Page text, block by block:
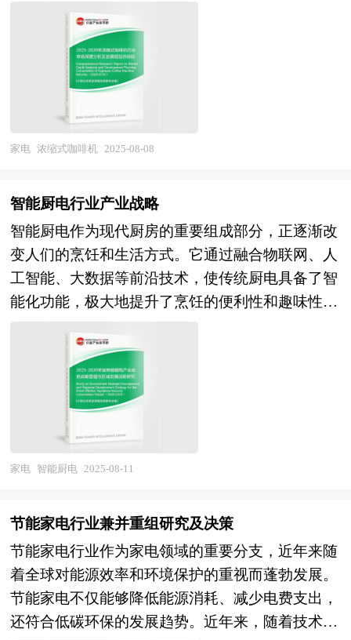
咨询公司领衔撰写，在大量周密的市场调研基础
上，主要依据了国家统计局、国家商务部、国家发
改委、国家经济信息中心、国务院发展研究中心、
国家海关总署、全国商业信息中心、中国经济景气
监测中心、中国行业研究网、全国及海外相关报刊
杂志的基础信息以及新风系统行业研究单位等公布
需状况、发展现状、子行业发展变化等进行了分
析，重点分析了国内外新风系统行业的发展现状、
如何面对行业的发展挑战、行业的发展建议、行业
竞争力，以及行业的投资分析和趋势预测等等。报
告还综合了新风系统行业的整体发展动态，对行业
在产品方面提供了参考建议和具体解决办法。报告
对于新风系统产品生产企业、经销商、行业管理部
门以及拟进入该行业的投资者具有重要的参考价
值，对于研究我国新风系统行业发展规律、提高企
业的运营效率、促进企业的发展壮大有学术和实践
的双重意义。
行数据为基础，验证于与我们建立联系的全国科研
机构、行业协会组织的权威统计资料。我们对母婴
家电行业进行了长期追踪，结合我们对母婴家电相
关企业的调查研究，对我国母婴家电行业发展现状
与前景、市场竞争格局与形势、赢利水平与企业发
展、投资策略与风险预警、发展趋势与规划建议等
机会，为战略投资者选择恰当的投资时机和公司领
导层做战略规划提供准确的市场情报信息及科学的
决策依据，同时对银行信贷部门也具有极大的参考
价值。
内外产业园区发展成功案例表明，产业园区能够有
效地创造聚集力，通过共享资源的、克服外部负效
应，带动关联产业的发展，从而有效地推动产业集
群的形成。产业园区所具有的性质和特征决定了产
业集群最终方向，形成产业园区和产业集群的良性
互动，是区域经济增长的重要途径。在产业集群的
指导下，推进产业园区建设，不仅是当前发展产业
择。 在区域竞争日趋激烈的今天，产业集群已成
为提高区域竞争力的重要途径。世界各地包括我国
各地的进程中，都把培育和发展产业集群当作政府
推进的一项非常重要的工作。当前，国内理论界已
形成普遍的认识，认为园区是形成地方产业集群的
业和支撑机构在地理上的集中，因而，产业集群形
成和产业集群效应得到发挥的第一条件是产业在地
理上的聚集性。产业园区是政府划出一块区域，通
过优化经济发展的软环境和硬环境，制定一系列优
惠政策，吸引和鼓励大量企业进驻和发展，这为形
成产业集群和发挥产业集群效应准备了条件。 要
了企业在地理上的集中外，还必须具备一些条件，
例如，形成产业配套，产业之间有着密切的物质和
技术联系；企业间信息交流渠道畅通，交流手段和
途径众多，企业间形成良好的信任和合作关系；形
成有利于技术创新和制度创新的环境，创新的“产
者对高品质咖啡的需求不断增加，对咖啡冲泡方面
的教育资源也越来越感兴趣，这进一步推动了消费
者的参与度和产品销量。同时，家庭酿造的日益增
长的趋势刺激了紧凑、用户友好的浓缩咖啡机的普
及。除了传统的咖啡店、餐馆和酒店，浓缩咖啡机
在办公室、零售店等场所的应用也将越来越广泛。
数据分析以权威的国家统计数据为基础，采用宏观
法，在描述行业概貌的同时，对浓缩式咖啡机行业
进行细化分析，重点企业状况等。报告中主要运用
图表及表格方式，直观地阐明了行业的经济类型构
成、规模构成、经营效益比较、供需状况等，是企
业了解浓缩式咖啡机行业市场状况必不可少的助
手。在形式上，报告以丰富的数据和图表为主，突
出文章的可读性和可视性，避免套话和空话。报告
附加了与行业相关的数据、政策法规目录、主要企
业信息及行业的大事记等，为投资者和业界人士提
供了一幅生动的行业全景图。 本研究咨询报告由
中研普华咨询公司领衔撰写，在大量周密的市场调
国家发改委、国家经济信息中心、国务院发展研究
中心、国家海关总署、全国商业信息中心、中国经
济景气监测中心、中国行业研究网、全国及海外相
关报刊杂志的基础信息以及浓缩式咖啡机行业研究
单位等公布和提供的大量资料。报告对我国浓缩式
家电 浓缩式咖啡机 2025-08-08
智能厨电行业产业战略
智能厨电作为现代厨房的重要组成部分，正逐渐改
变人们的烹饪和生活方式。它通过融合物联网、人
工智能、大数据等前沿技术，使传统厨电具备了智
能化功能，极大地提升了烹饪的便利性和趣味性。
仅能够实现远程控制、自动烹饪，还能根据用户习
惯提供个性化的服务。 当前，中国智能厨电行业
正处于快速发展和转型升级的关键时期。一方面，
消费升级推动了智能厨电市场的需求增长，消费者
对健康、便捷、智能的厨电产品需求显著提升。另
一方面，技术进步为智能厨电的发展提供了强大支
产品从“联网控制”升级为“主动服务”。此外，政策
税降费、鼓励技术创新等政策，进一步推动了智能
厨电市场的发展。未来，智能厨电行业将朝着更加
智能化、生态化、健康化和绿色化的方向发展。在
技术层面，AI与物联网技术的融合将更加深入，智
家电 智能厨电 2025-08-11
节能家电行业兼并重组研究及决策
节能家电行业作为家电领域的重要分支，近年来随
着全球对能源效率和环境保护的重视而蓬勃发展。
节能家电不仅能够降低能源消耗、减少电费支出，
还符合低碳环保的发展趋势。近年来，随着技术的